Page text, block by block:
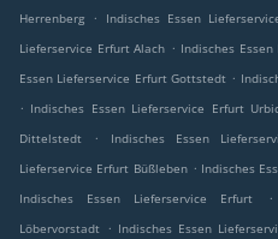
Herrenberg
. Indisches Essen
Lieferservice Erfurt Alach . Indisches
Essen Lieferservice Erfurt Gottstedt .
. Indisches Essen Lieferservice Erfurt
Dittelstedt
. Indisches Essen
Lieferservice Erfurt Büßleben . Indisches
Indisches Essen Lieferservice Erfurt
.
Löbervorstadt . Indisches Essen